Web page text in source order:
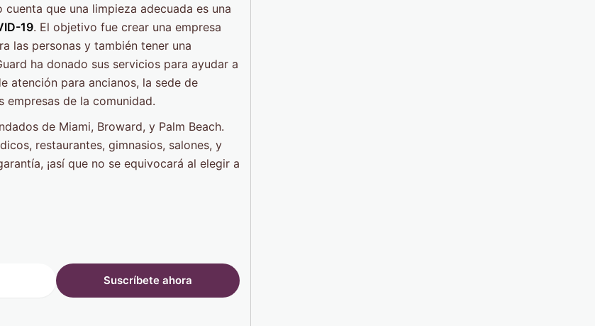
que una limpieza adecuada es una
19. El objetivo fue crear una empresa
las personas y también tener una
ha donado sus servicios para ayudar a
atención para ancianos, la sede de
empresas de la comunidad.
de Miami, Broward, y Palm Beach.
restaurantes, gimnasios, salones, y
¡así que no se equivocará al elegir a